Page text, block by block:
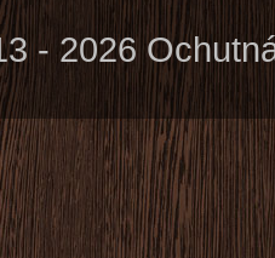
- 2026